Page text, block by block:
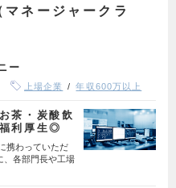
マネージャークラ
ー
上場企業 年収600万以上
茶・炭酸飲
利厚生◎
携わっていただ
、各部門長や工場